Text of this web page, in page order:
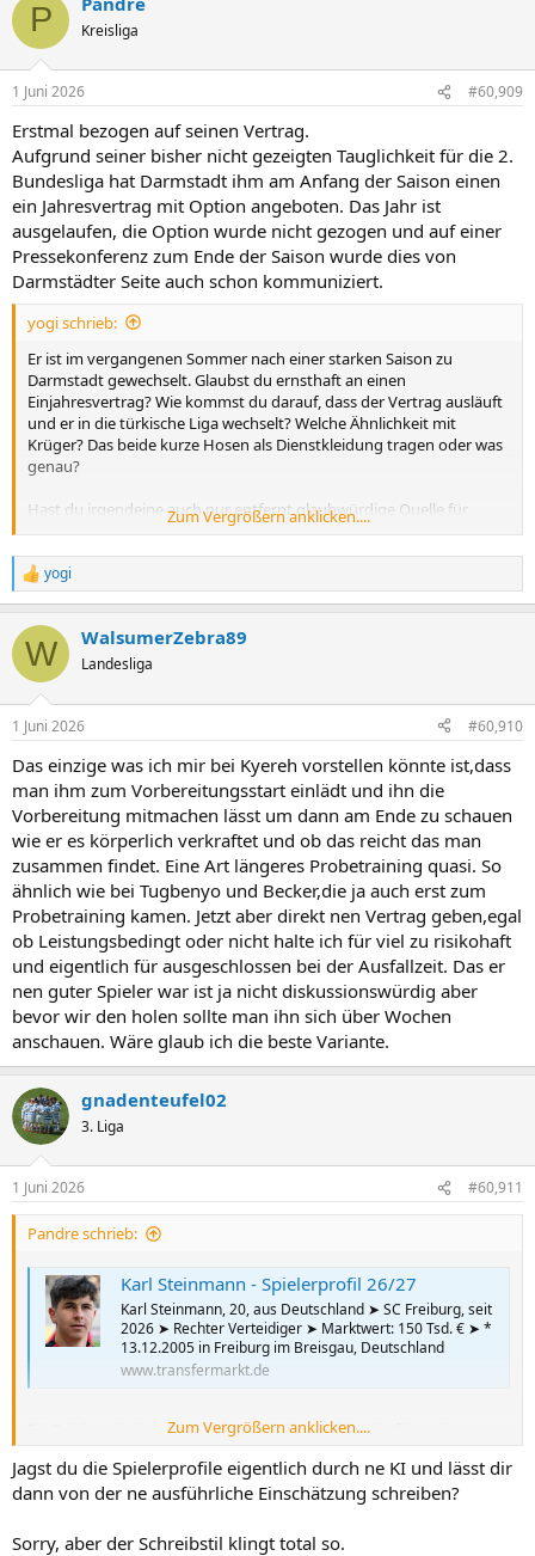
i
e
:
P Kreisliga
1 Juni 2026 #60,909
Erstmal bezogen auf seinen Vertrag.
Aufgrund seiner bisher nicht gezeigten Tauglichkeit für die 2.
Bundesliga hat Darmstadt ihm am Anfang der Saison einen
ein Jahresvertrag mit Option angeboten. Das Jahr ist
ausgelaufen, die Option wurde nicht gezogen und auf einer
Pressekonferenz zum Ende der Saison wurde dies von
Darmstädter Seite auch schon kommuniziert.
yogi schrieb:
Er ist im vergangenen Sommer nach einer starken Saison zu
Darmstadt gewechselt. Glaubst du ernsthaft an einen
Einjahresvertrag? Wie kommst du darauf, dass der Vertrag ausläuft
und er in die türkische Liga wechselt? Welche Ähnlichkeit mit
Krüger? Das beide kurze Hosen als Dienstkleidung tragen oder was
genau?
Hast du irgendeine auch nur entfernt glaubwürdige Quelle für
deine Aussagen?
Zum Vergrößern anklicken....
R
e
k
i
e
:
yogi
W WalsumerZebra89
Landesliga
1 Juni 2026 #60,910
Das einzige was ich mir bei Kyereh vorstellen könnte ist,dass
man ihm zum Vorbereitungsstart einlädt und ihn die
Vorbereitung mitmachen lässt um dann am Ende zu schauen
wie er es körperlich verkraftet und ob das reicht das man
zusammen findet. Eine Art längeres Probetraining quasi. So
ähnlich wie bei Tugbenyo und Becker,die ja auch erst zum
Probetraining kamen. Jetzt aber direkt nen Vertrag geben,egal
ob Leistungsbedingt oder nicht halte ich für viel zu risikohaft
und eigentlich für ausgeschlossen bei der Ausfallzeit. Das er
nen guter Spieler war ist ja nicht diskussionswürdig aber
bevor wir den holen sollte man ihn sich über Wochen
anschauen. Wäre glaub ich die beste Variante.
gnadenteufel02
3. Liga
1 Juni 2026 #60,911
Pandre schrieb:
Karl Steinmann - Spielerprofil 26/27
Karl Steinmann, 20, aus Deutschland ➤ SC Freiburg, seit
2026 ➤ Rechter Verteidiger ➤ Marktwert: 150 Tsd. € ➤ *
13.12.2005 in Freiburg im Breisgau, Deutschland
www.transfermarkt.de
Ein Spieler, mit dem man sich zumindest mal beschäftigen könnte,
wäre für mich Karl Steinmann von SC Freiburg II.
Zum Vergrößern anklicken....
Jagst du die Spielerprofile eigentlich durch ne KI und lässt dir
dann von der ne ausführliche Einschätzung schreiben?
Sorry, aber der Schreibstil klingt total so.